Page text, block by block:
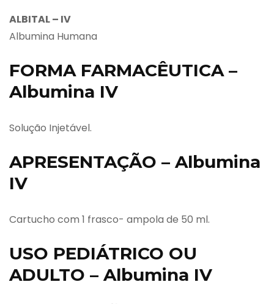
ALBITAL – IV
Albumina Humana
FORMA FARMACÊUTICA –
Albumina IV
Solução Injetável.
APRESENTAÇÃO – Albumina
IV
Cartucho com 1 frasco- ampola de 50 ml.
USO PEDIÁTRICO OU
ADULTO – Albumina IV